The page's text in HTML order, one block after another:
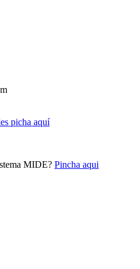
picha aquí
MIDE? Pincha aqui